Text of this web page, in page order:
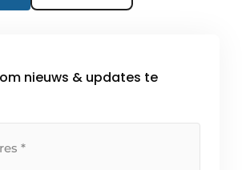
nieuws & updates te